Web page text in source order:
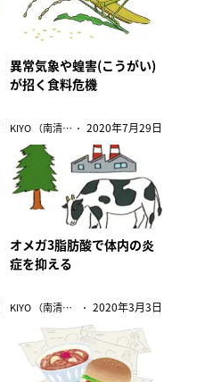
異常気象や蝗害(こうがい)
が招く食料危機
KIYO （南清貴） 2020年7月29日
オメガ3脂肪酸で体内の炎
症を抑える
KIYO （南清貴） 2020年3月3日